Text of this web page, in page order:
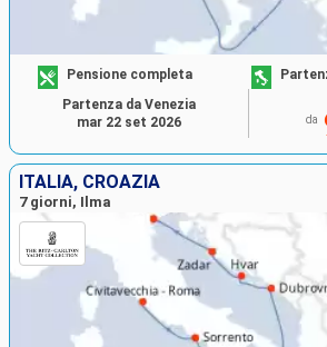
Pensione completa
da
Partenza da Venezia
mar 22 set 2026
ITALIA, CROAZIA
7 giorni, Ilma